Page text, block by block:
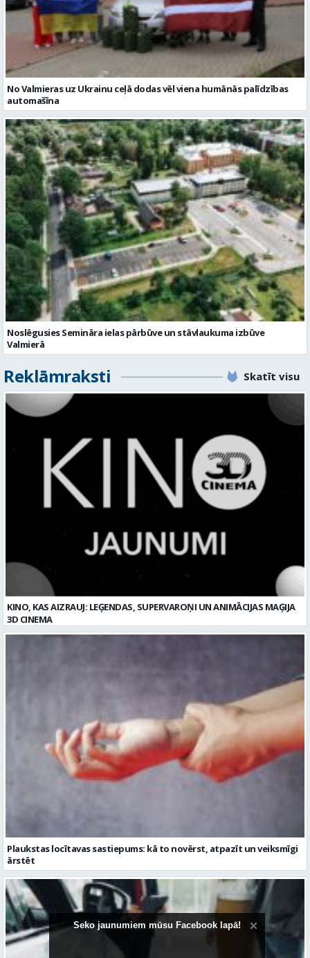
No Valmieras uz Ukrainu ceļā dodas vēl viena humānās palīdzības
automašīna
Noslēgusies Semināra ielas pārbūve un stāvlaukuma izbūve
Valmierā
Reklāmraksti Skatīt visu
Plaukstas locītavas sastiepums: kā to novērst, atpazīt un veiksmīgi
Seko jaunumiem mūsu Facebook lapā!